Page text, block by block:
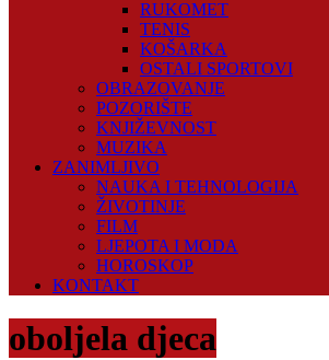
RUKOMET
TENIS
KOŠARKA
OSTALI SPORTOVI
OBRAZOVANJE
POZORIŠTE
KNJIŽEVNOST
MUZIKA
ZANIMLJIVO
NAUKA I TEHNOLOGIJA
ŽIVOTINJE
FILM
LJEPOTA I MODA
HOROSKOP
KONTAKT
oboljela djeca